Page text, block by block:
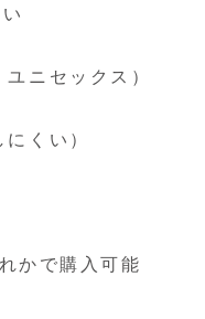
ニセックス）
くい）
かで購入可能